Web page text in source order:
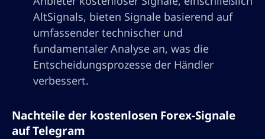
AltSignals, bieten Signale basierend auf
umfassender technischer und
fundamentaler Analyse an, was die
Entscheidungsprozesse der Händler
verbessert.
Nachteile der kostenlosen Forex-Signale
auf Telegram